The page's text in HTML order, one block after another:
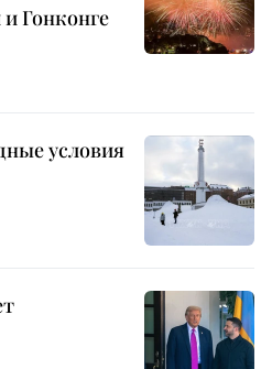
Гонконге
условия